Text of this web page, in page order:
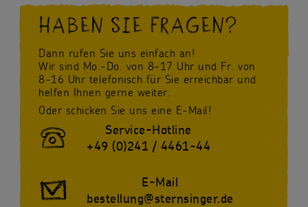
HABEN SIE FRAGEN?
Dann rufen Sie uns einfach an!
Wir sind Mo.-Do. von 8-17 Uhr und Fr. von
8-16 Uhr telefonisch für Sie erreichbar und
helfen Ihnen gerne weiter.
Oder schicken Sie uns eine E-Mail!
Service-Hotline
+49 (0)241 / 4461-44
E-Mail
bestellung@sternsinger.de